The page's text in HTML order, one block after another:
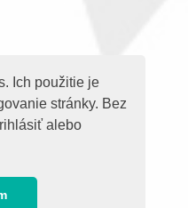
Ich použitie je
stránky. Bez
alebo